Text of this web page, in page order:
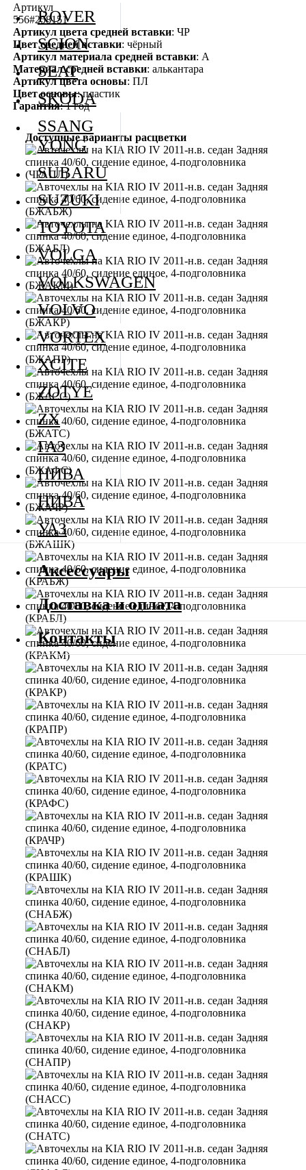
Артикул
556#258151
Артикул цвета средней вставки: ЧР
Цвет средней вставки: чёрный
Артикул материала средней вставки: А
Материал средней вставки: алькантара
Артикул цвета основы: ПЛ
Цвет основы: пластик
Гарантия: 1 год
Доступные варианты расцветки
ROVER
SCION
SEAT
SKODA
SSANG
YONG
SUBARU
SUZUKI
TOYOTA
VOLGA
VOLKSWAGEN
VOLVO
VORTEX
XCITE
ZOTYE
ZX
ГАЗ
НИВА
НИВА
УАЗ
Аксессуары
Доставка и оплата
Контакты